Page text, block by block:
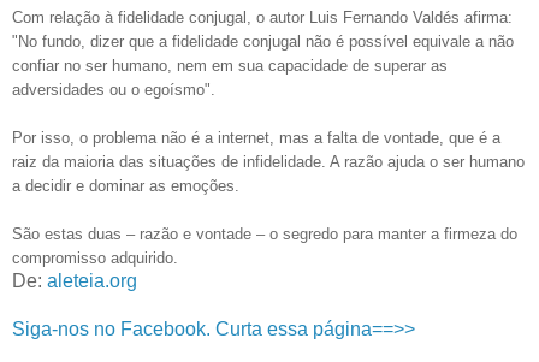
Com relação à fidelidade conjugal, o autor Luis Fernando Valdés afirma:
"No fundo, dizer que a fidelidade conjugal não é possível equivale a não
confiar no ser humano, nem em sua capacidade de superar as
adversidades ou o egoísmo".
Por isso, o problema não é a internet, mas a falta de vontade, que é a
raiz da maioria das situações de infidelidade. A razão ajuda o ser humano
a decidir e dominar as emoções.
São estas duas – razão e vontade – o segredo para manter a firmeza do
compromisso adquirido.
De: aleteia.org
Siga-nos no Facebook. Curta essa página==>>